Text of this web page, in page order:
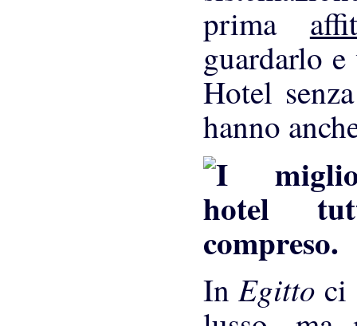
prima
guardarlo
Hotel
hanno
In Egitto ci